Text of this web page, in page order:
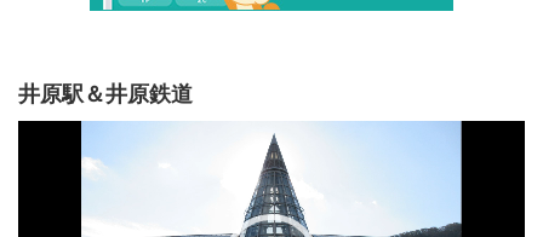
井原駅＆井原鉄道